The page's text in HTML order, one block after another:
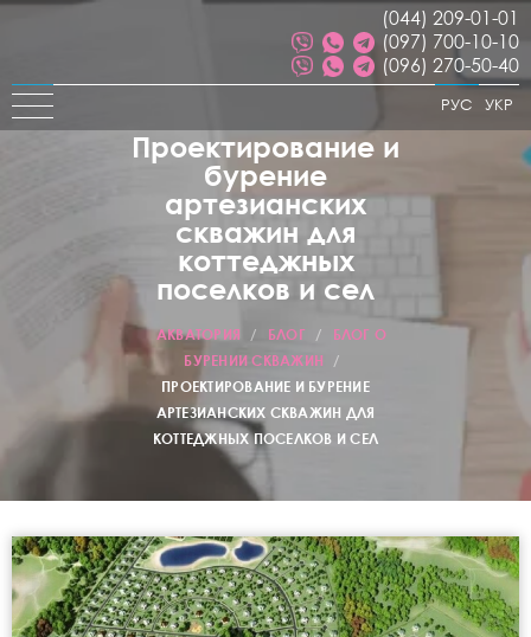
(044) 209-01-01
(097) 700-10-10
(096) 270-50-40
УКР
РУС
Проектирование и
бурение
артезианских
скважин для
коттеджных
поселков и сел
АКВАТОРИЯ / БЛОГ /
БЛОГ О
БУРЕНИИ СКВАЖИН
/
ПРОЕКТИРОВАНИЕ И БУРЕНИЕ
АРТЕЗИАНСКИХ СКВАЖИН ДЛЯ
КОТТЕДЖНЫХ ПОСЕЛКОВ И СЕЛ